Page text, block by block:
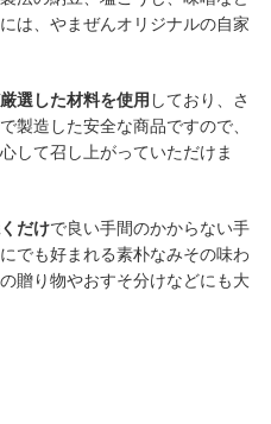
は、やまぜんオリジナルの自家
選した材料を使用 しており、さ
製造した安全な商品ですので、
して召し上がっていただけま
だけで良い手間のかからない手
でも好まれる素朴なみその味わ
贈り物やおすそ分けなどにも大